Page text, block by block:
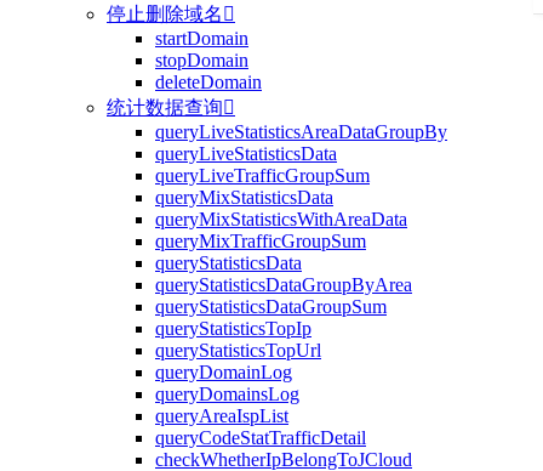
停止删除域名 
startDomain
stopDomain
deleteDomain
统计数据查询
queryLiveStatisticsAreaDataGroupBy
queryLiveStatisticsData
queryLiveTrafficGroupSum
queryMixStatisticsData
queryMixStatisticsWithAreaData
queryMixTrafficGroupSum
queryStatisticsData
queryStatisticsDataGroupByArea
queryStatisticsDataGroupSum
queryStatisticsTopIp
queryStatisticsTopUrl
queryDomainLog
queryDomainsLog
queryAreaIspList
queryCodeStatTrafficDetail
checkWhetherIpBelongToJCloud